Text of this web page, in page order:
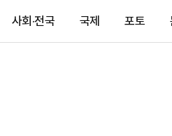
사회·전국 국제 포토